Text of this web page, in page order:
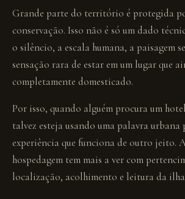
Grande parte do território é protegida
conservação. Isso não é só um dado
o silêncio, a escala humana, a paisagem
sensação rara de estar em um lugar que
completamente domesticado.
Por isso, quando alguém procura um
talvez esteja usando uma palavra urbana
experiência que funciona de outro jeito.
hospedagem tem mais a ver com
localização, acolhimento e leitura da